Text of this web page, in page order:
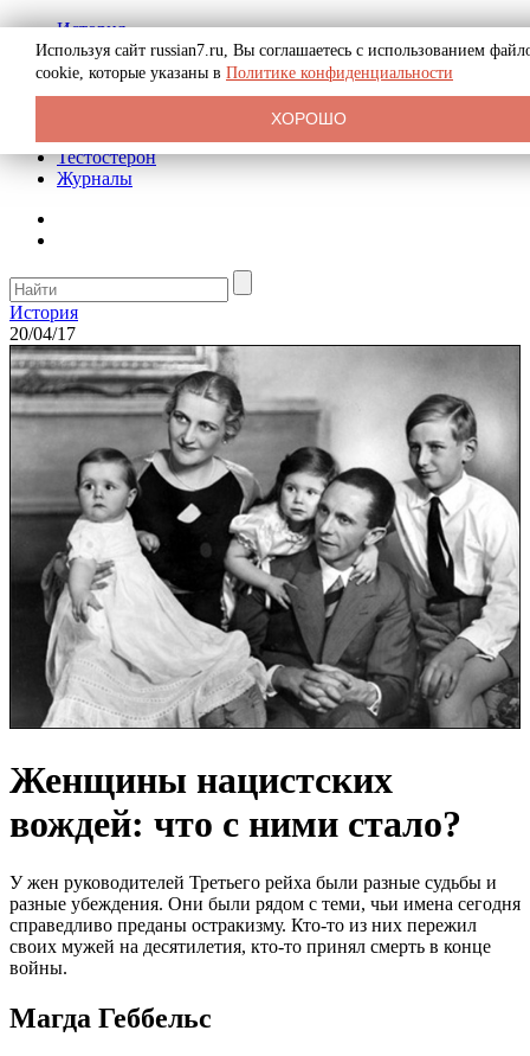
История
Биография
Криминал
Реклама на сайте
Тестостерон
Журналы
История
20/04/17
Женщины нацистских
вождей: что с ними стало?
У жен руководителей Третьего рейха были разные судьбы и
разные убеждения. Они были рядом с теми, чьи имена сегодня
справедливо преданы остракизму. Кто-то из них пережил
своих мужей на десятилетия, кто-то принял смерть в конце
войны.
Магда Геббельс
Используя сайт russian7.ru, Вы соглашаетесь с использованием
cookie, которые указаны в Политике конфиденциальности
ХОРОШО